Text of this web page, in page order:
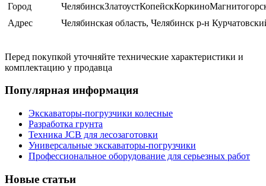
Город
Адрес
Челябинская область, Челябинск р-н
Перед покупкой уточняйте технические характеристики и
комплектацию у продавца
Популярная информация
Экскаваторы-погрузчики колесные
Разработка грунта
Техника JCB для лесозаготовки
Универсальные экскаваторы-погрузчики
Профессиональное оборудование для серьезных работ
Новые статьи